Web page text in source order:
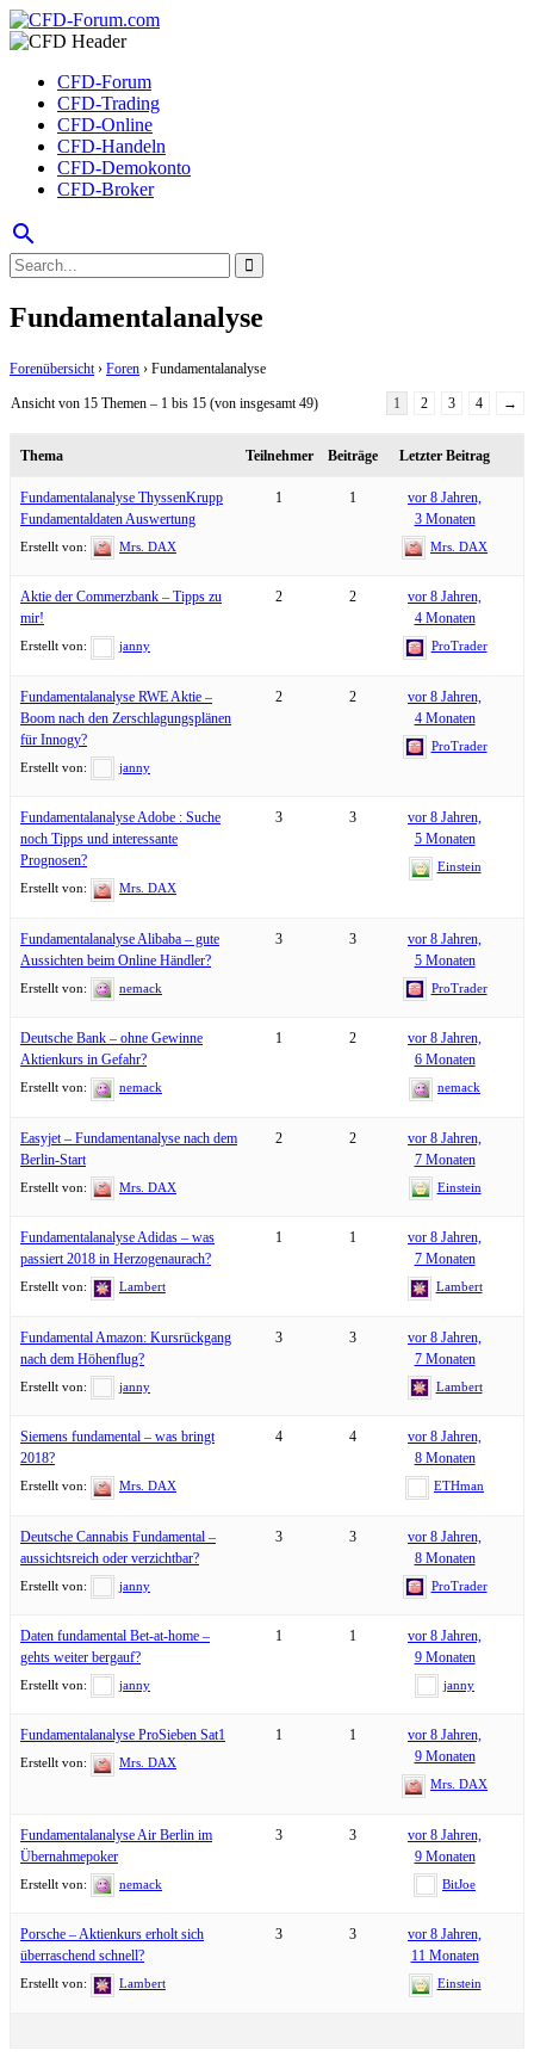
CFD-Forum
CFD-Trading
CFD-Online
CFD-Handeln
CFD-Demokonto
CFD-Broker
search
Fundamentalanalyse
Forenübersicht › Foren › Fundamentalanalyse
Ansicht von 15 Themen – 1 bis 15 (von insgesamt 49) 1 2 3 4 →
Thema Teilnehmer Beiträge Letzter Beitrag
Fundamentalanalyse ThyssenKrupp
Fundamentaldaten Auswertung
Erstellt von: Mrs. DAX
1 1
vor 8 Jahren,
3 Monaten
Mrs. DAX
Aktie der Commerzbank – Tipps zu
mir!
Erstellt von: janny
2 2
vor 8 Jahren,
4 Monaten
ProTrader
Fundamentalanalyse RWE Aktie –
Boom nach den Zerschlagungsplänen
für Innogy?
Erstellt von: janny
2 2
vor 8 Jahren,
4 Monaten
ProTrader
Fundamentalanalyse Adobe : Suche
noch Tipps und interessante
Prognosen?
Erstellt von: Mrs. DAX
3 3
vor 8 Jahren,
5 Monaten
Einstein
Fundamentalanalyse Alibaba – gute
Aussichten beim Online Händler?
Erstellt von: nemack
3 3
vor 8 Jahren,
5 Monaten
ProTrader
Deutsche Bank – ohne Gewinne
Aktienkurs in Gefahr?
Erstellt von: nemack
1 2
vor 8 Jahren,
6 Monaten
nemack
Easyjet – Fundamentanalyse nach dem
Berlin-Start
Erstellt von: Mrs. DAX
2 2
vor 8 Jahren,
7 Monaten
Einstein
Fundamentalanalyse Adidas – was
passiert 2018 in Herzogenaurach?
Erstellt von: Lambert
1 1
vor 8 Jahren,
7 Monaten
Lambert
Fundamental Amazon: Kursrückgang
nach dem Höhenflug?
Erstellt von: janny
3 3
vor 8 Jahren,
7 Monaten
Lambert
Siemens fundamental – was bringt
2018?
Erstellt von: Mrs. DAX
4 4
vor 8 Jahren,
8 Monaten
ETHman
Deutsche Cannabis Fundamental –
aussichtsreich oder verzichtbar?
Erstellt von: janny
3 3
vor 8 Jahren,
8 Monaten
ProTrader
Daten fundamental Bet-at-home –
gehts weiter bergauf?
Erstellt von: janny
1 1
vor 8 Jahren,
9 Monaten
janny
Fundamentalanalyse ProSieben Sat1
Erstellt von: Mrs. DAX
1 1
vor 8 Jahren,
9 Monaten
Mrs. DAX
Fundamentalanalyse Air Berlin im
Übernahmepoker
Erstellt von: nemack
3 3
vor 8 Jahren,
9 Monaten
BitJoe
Porsche – Aktienkurs erholt sich
überraschend schnell?
Erstellt von: Lambert
3 3
vor 8 Jahren,
11 Monaten
Einstein